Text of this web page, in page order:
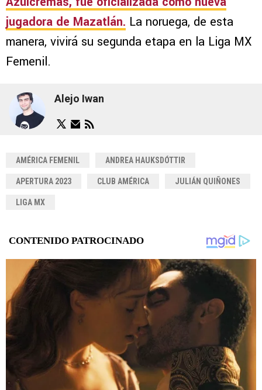
jugadora de Mazatlán. La noruega, de esta
manera, vivirá su segunda etapa en la Liga MX
Femenil.
Alejo Iwan
AMÉRICA FEMENIL ANDREA HAUKSDÓTTIR
APERTURA 2023 CLUB AMÉRICA JULIÁN QUIÑONES
LIGA MX